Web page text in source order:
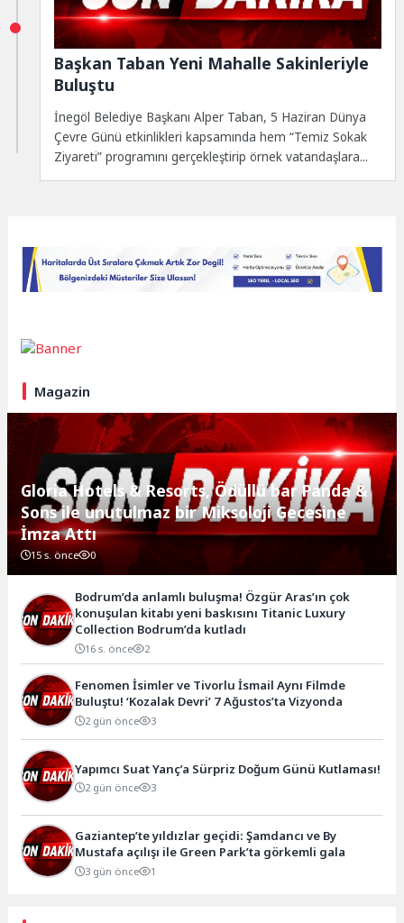
Başkan Taban Yeni Mahalle Sakinleriyle
Buluştu
İnegöl Belediye Başkanı Alper Taban, 5 Haziran Dünya
Çevre Günü etkinlikleri kapsamında hem “Temiz Sokak
Ziyareti” programını gerçekleştirip örnek vatandaşlara...
Magazin
Gloria Hotels & Resorts, Ödüllü bar Panda &
Sons ile unutulmaz bir Miksoloji Gecesine
İmza Attı
15 s. önce 0
Bodrum’da anlamlı buluşma! Özgür Aras’ın çok
konuşulan kitabı yeni baskısını Titanic Luxury
Collection Bodrum’da kutladı
16 s. önce 2
Fenomen İsimler ve Tivorlu İsmail Aynı Filmde
Buluştu! ‘Kozalak Devri’ 7 Ağustos’ta Vizyonda
2 gün önce 3
Yapımcı Suat Yanç’a Sürpriz Doğum Günü Kutlaması!
2 gün önce 3
Gaziantep’te yıldızlar geçidi: Şamdancı ve By
Mustafa açılışı ile Green Park’ta görkemli gala
3 gün önce 1